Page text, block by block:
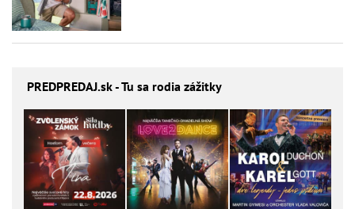
PREDPREDAJ.sk - Tu sa rodia zážitky